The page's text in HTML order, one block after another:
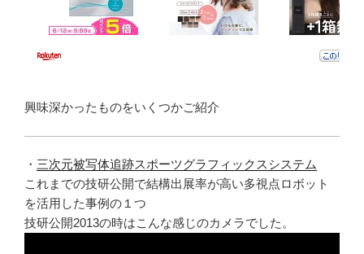
興味深かったものをいくつかご紹介
・ 三次元被写体追跡スポーツグラフィックスシステム
これまでの技研公開で結構出展率が高い多視点ロボット
を活用した事例の１つ
技研公開2013の時はこんな感じのカメラでした。